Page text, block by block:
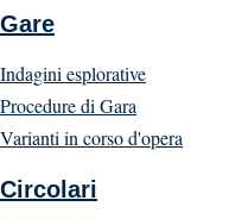
Gare
Indagini esplorative
Procedure di Gara
Varianti in corso d'opera
Circolari